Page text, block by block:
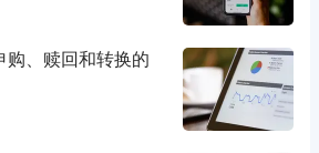
购、赎回和转换的